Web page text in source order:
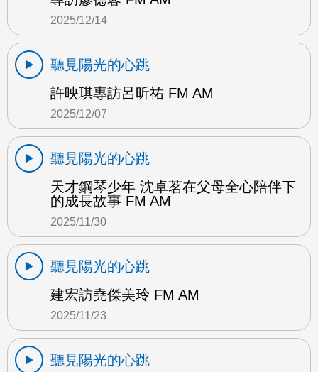
2025/12/14
聽見陽光的心跳
許映琪專訪呂昕祐 FM AM
2025/12/07
聽見陽光的心跳
天才鋼琴少年 沈卓茗在父母全心陪伴下
的成長故事 FM AM
2025/11/30
聽見陽光的心跳
建宏訪堯傑美玲 FM AM
2025/11/23
聽見陽光的心跳